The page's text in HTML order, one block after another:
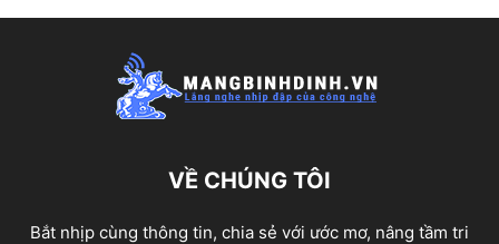
VỀ CHÚNG TÔI
Bắt nhịp cùng thông tin, chia sẻ với ước mơ, nâng tầm tri